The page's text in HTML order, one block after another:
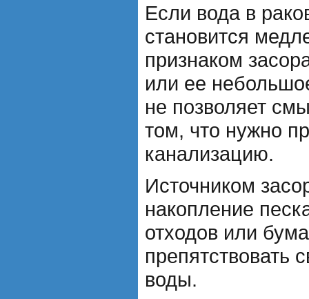
Если вода в
становится
признаком
или ее
не позволяет
том, что нужно
канализацию.
Источником
накопление
отходов или
препятствовать
воды.